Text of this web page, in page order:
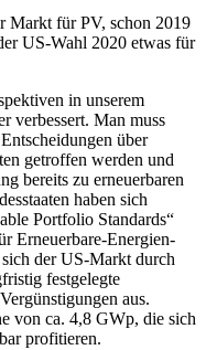
Markt für PV, schon 2019
US-Wahl 2020 etwas für
in unserem
verbessert. Man muss
über
getroffen werden und
bereits zu erneuerbaren
haben sich
Portfolio Standards“
Erneuerbare-Energien-
der US-Markt durch
festgelegte
aus.
von ca. 4,8 GWp, die sich
profitieren.